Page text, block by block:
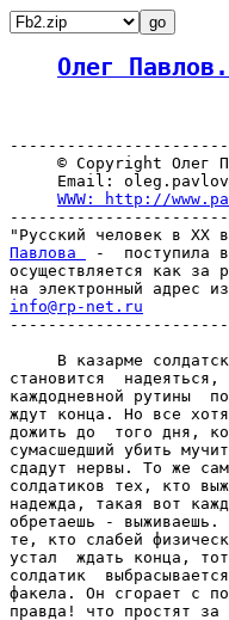
Олег
© Copyright Олег
Email:
WWW: http://
"Русский человек в XX
Павлова
-  поступила в
осуществляется как за
info@rp-net.ru